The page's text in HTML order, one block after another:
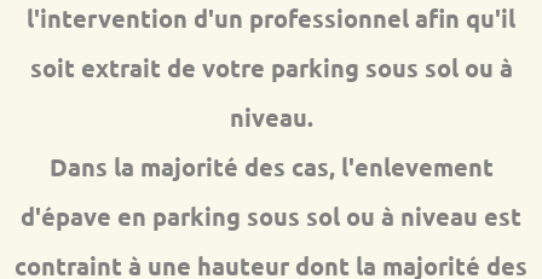
l'intervention d'un professionnel afin qu'il
soit extrait de votre parking sous sol ou à
niveau.
Dans la majorité des cas, l'enlevement
d'épave en parking sous sol ou à niveau est
contraint à une hauteur dont la majorité des